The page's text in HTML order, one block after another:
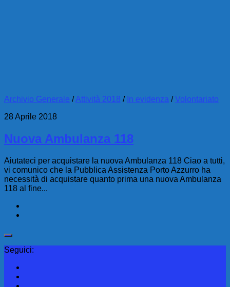
Archivio Generale /Attività 2018 / In evidenza /Volontariato
28 Aprile 2018
Nuova Ambulanza 118
Aiutateci per acquistare la nuova Ambulanza 118 Ciao a tutti,
vi comunico che la Pubblica Assistenza Porto Azzurro ha
necessità di acquistare quanto prima una nuova Ambulanza
118 al fine...
Seguici: